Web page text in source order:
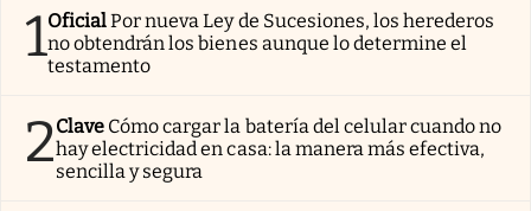
1OficialPor nueva Ley de Sucesiones, los herederos
no obtendrán los bienes aunque lo determine el
testamento
2Clave Cómo cargar la batería del celular cuando no
hay electricidad en casa: la manera más efectiva,
sencilla y segura